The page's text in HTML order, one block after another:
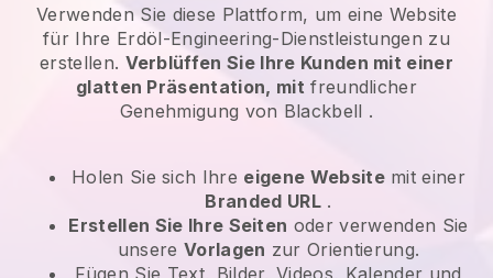
Verwenden Sie diese Plattform, um eine Website
für Ihre Erdöl-Engineering-Dienstleistungen zu
erstellen. Verblüffen Sie Ihre Kunden mit einer
glatten Präsentation, mit freundlicher
Genehmigung von Blackbell .
Holen Sie sich Ihre eigene Websitemit einer
Branded URL.
Erstellen Sie Ihre Seiten oder verwenden Sie
unsere Vorlagen zur Orientierung.
Fügen Sie Text, Bilder, Videos, Kalender und